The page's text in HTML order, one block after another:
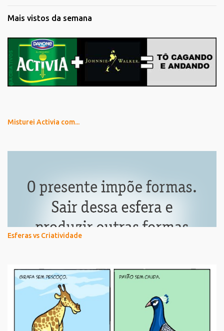
Mais vistos da semana
Misturei Activia com...
Esferas vs Criatividade